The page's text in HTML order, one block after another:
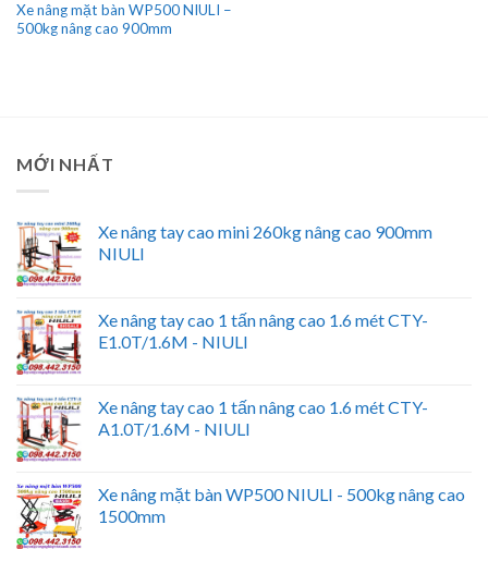
Xe nâng mặt bàn WP500 NIULI –
500kg nâng cao 900mm
MỚI NHẤT
Xe nâng tay cao mini 260kg nâng cao 900mm
NIULI
Xe nâng tay cao 1 tấn nâng cao 1.6 mét CTY-
E1.0T/1.6M - NIULI
Xe nâng tay cao 1 tấn nâng cao 1.6 mét CTY-
A1.0T/1.6M - NIULI
Xe nâng mặt bàn WP500 NIULI - 500kg nâng cao
1500mm